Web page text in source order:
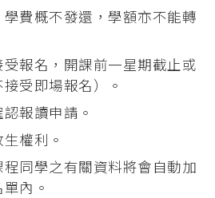
費概不發還，學額亦不能轉
報名，開課前一星期截止或
受即場報名）。
報讀申請。
權利。
同學之有關資料將會自動加
內。